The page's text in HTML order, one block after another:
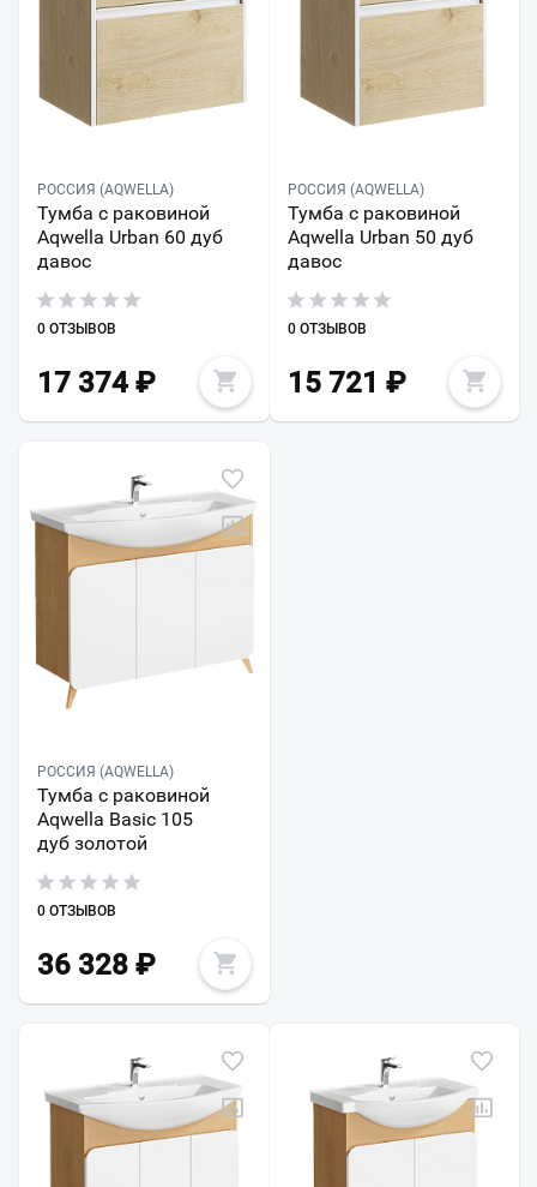
РОССИЯ (AQWELLA)
Тумба с раковиной
Aqwella Urban 60 дуб
давос
0 ОТЗЫВОВ
17 374 ₽
РОССИЯ (AQWELLA)
Тумба с раковиной
Aqwella Urban 50 дуб
давос
0 ОТЗЫВОВ
15 721 ₽
РОССИЯ (AQWELLA)
Тумба с раковиной
Aqwella Basic 105
дуб золотой
0 ОТЗЫВОВ
36 328 ₽